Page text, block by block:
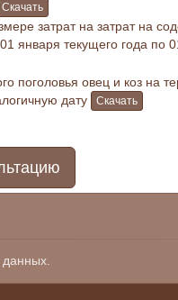
Скачать
затрат на затрат на
января текущего года по
поголовья овец и коз на
дату
Скачать